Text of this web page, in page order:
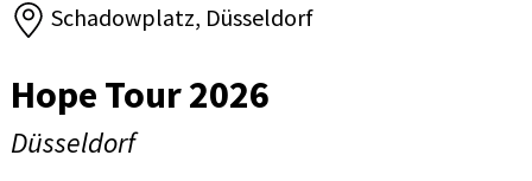
Schadowplatz, Düsseldorf
Hope Tour 2026
Düsseldorf